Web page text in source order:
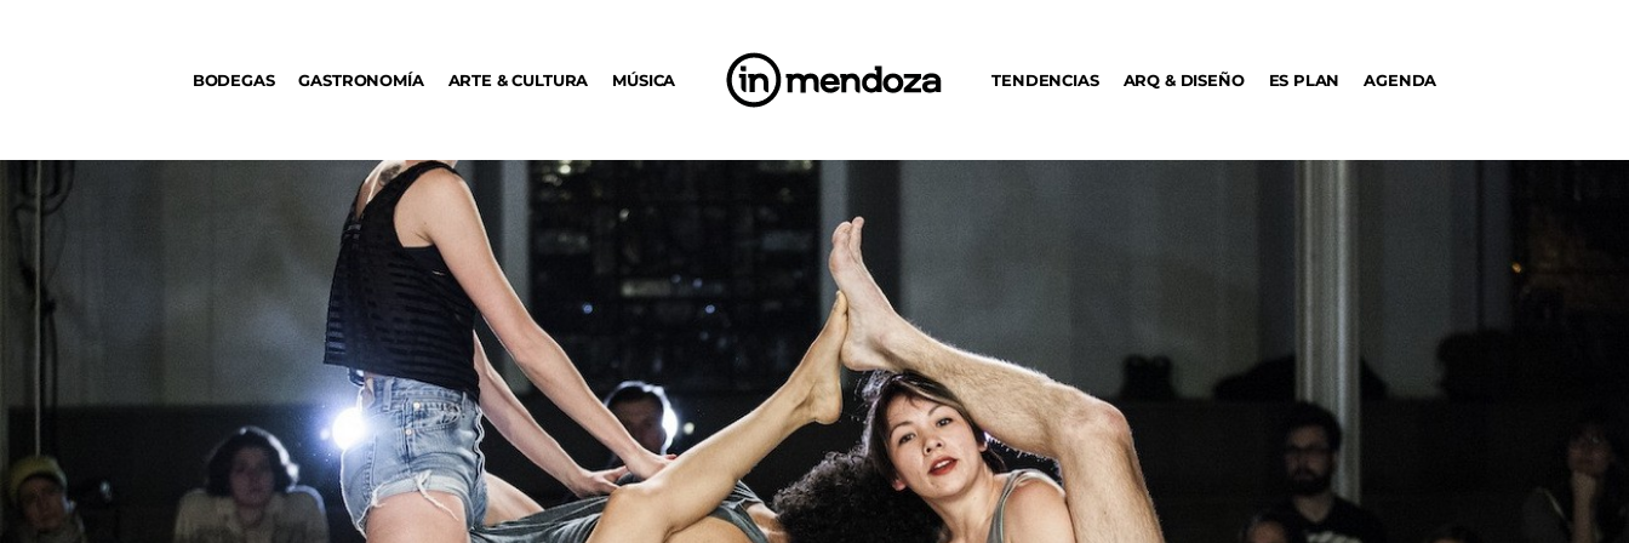
BODEGAS GASTRONOMÍA ARTE & CULTURA MÚSICA TENDENCIAS ARQ & DISEÑO ES PLAN AGENDA
MÚSICA
DÓNDE IR
TENDENCIAS
AGENDA